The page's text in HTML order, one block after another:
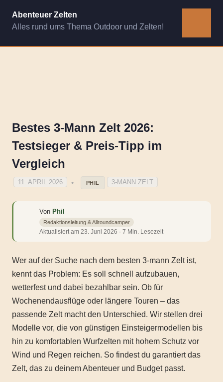
Inhalt
Abenteuer Zelten
Alles rund ums Thema Outdoor und Zelten!
Bestes 3-Mann Zelt 2026:
Testsieger & Preis-Tipp im
Vergleich
11. APRIL 2026 PHIL 3-MANN ZELT
Von Phil
Redaktionsleitung & Allroundcamper
Aktualisiert am 23. Juni 2026 · 7 Min. Lesezeit
Wer auf der Suche nach dem besten 3-mann Zelt ist,
kennt das Problem: Es soll schnell aufzubauen,
wetterfest und dabei bezahlbar sein. Ob für
Wochenendausflüge oder längere Touren – das
passende Zelt macht den Unterschied. Wir stellen drei
Modelle vor, die von günstigen Einsteigermodellen bis
hin zu komfortablen Wurfzelten mit hohem Schutz vor
Wind und Regen reichen. So findest du garantiert das
Zelt, das zu deinem Abenteuer und Budget passt.